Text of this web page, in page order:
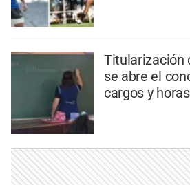
Titularización
se abre el
cargos y horas